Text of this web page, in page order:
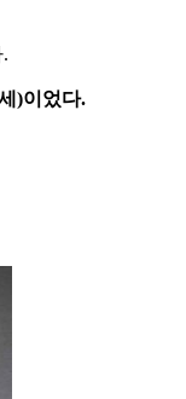
)이었다.